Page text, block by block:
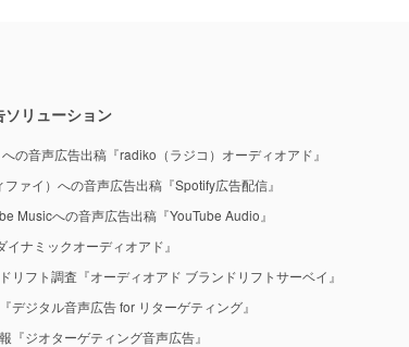
リューション
の音声広告出稿『radiko（ラジコ）オーディオアド』
ァイ）への音声広告出稿『Spotify広告配信』
Musicへの音声広告出稿『YouTube Audio』
ナミックオーディオアド』
リフト調査『オーディオアド ブランドリフトサーベイ』
デジタル音声広告 for リターゲティング』
『ジオターゲティング音声広告』